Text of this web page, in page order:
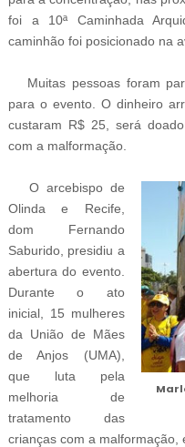
foi a 10ª Caminhada
caminhão foi posicionado na
Muitas pessoas foram
para o evento. O dinheiro
custaram R$ 25, será
com a malformação.
O arcebispo de
Olinda e Recife,
dom Fernando
Saburido, presidiu a
abertura do evento.
Durante o ato
inicial, 15 mulheres
da União de Mães
de Anjos (UMA),
que luta pela
melhoria de
tratamento das
crianças com a malformação,